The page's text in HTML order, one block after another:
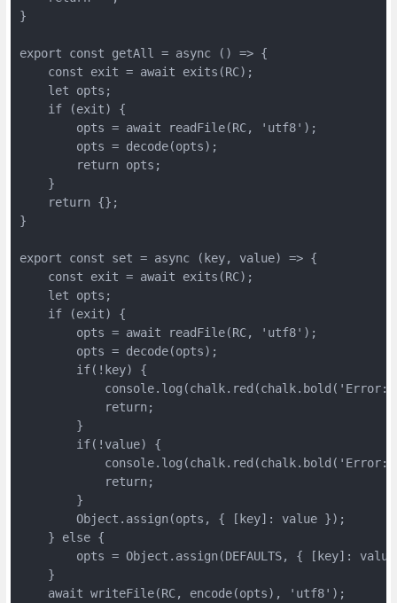
}
export const getAll = async () => {
    const exit = await exits(RC);
    let opts;
    if (exit) {
        opts = await readFile(RC, 'utf8');
        opts = decode(opts);
        return opts;
    }
    return {};
}
export const set = async (key, value) => {
    const exit = await exits(RC);
    let opts;
    if (exit) {
        opts = await readFile(RC, 'utf8');
        opts = decode(opts);
        if(!key) {
            return;
        }
        if(!value) {
            return;
        }
        Object.assign(opts, { [key]: value });
    } else {
opts = Object.assign(DEFAULTS, { [key]:
    }
    await writeFile(RC, encode(opts), 'utf8');